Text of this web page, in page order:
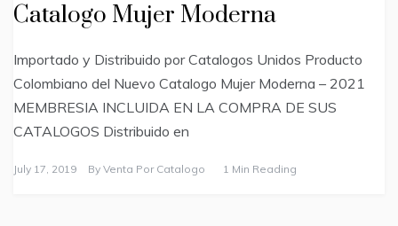
Catalogo Mujer Moderna
Importado y Distribuido por Catalogos Unidos Producto
Colombiano del Nuevo Catalogo Mujer Moderna – 2021
MEMBRESIA INCLUIDA EN LA COMPRA DE SUS
CATALOGOS Distribuido en
July 17, 2019 By Venta Por Catalogo 1 Min Reading